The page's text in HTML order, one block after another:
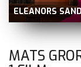
ELEANORS
MATS